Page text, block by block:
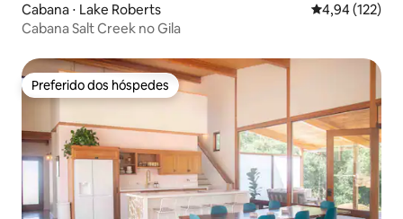
Cabana ⋅ Lake Roberts 4,94 de uma
4,94 (122)
Cabana Salt Creek no Gila
Preferido dos hóspedes
Preferido dos hóspedes